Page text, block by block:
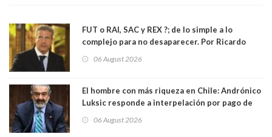
FUT o RAI, SAC y REX ?; de lo simple a lo
complejo para no desaparecer. Por Ricardo
06 August 2026
El hombre con más riqueza en Chile: Andrónico
Luksic responde a interpelación por pago de
día que me muera”
06 August 2026